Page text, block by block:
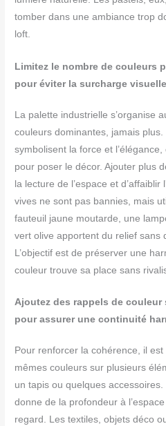
tomber dans une ambiance trop
loft.
Limitez le nombre de couleurs
pour éviter la surcharge visuelle
La palette industrielle s’organise
couleurs dominantes, jamais
symbolisent la force et
pour poser le décor. Ajouter plus
la lecture de l’espace et
vives ne sont pas bannies, mais
fauteuil jaune moutarde, une
vert olive apportent du relief sans
L’objectif est de préserver une
couleur trouve sa place sans
Ajoutez des rappels de couleur
pour assurer une continuité
Pour renforcer la cohérence, il
mêmes couleurs sur plusieurs
un tapis ou quelques
donne de la profondeur à
regard. Les textiles, objets déco